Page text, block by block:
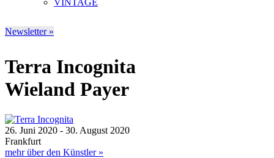
VINTAGE
Newsletter »
Terra Incognita
Wieland Payer
26. Juni 2020 - 30. August 2020
Frankfurt
mehr über den Künstler »